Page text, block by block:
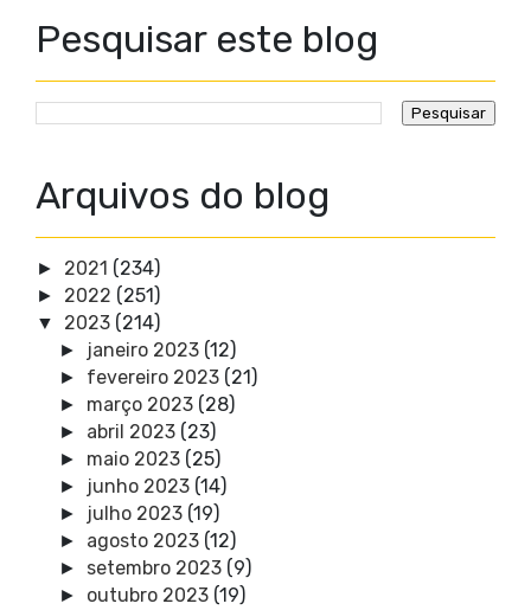
Pesquisar este blog
Arquivos do blog
► 2021 (234)
► 2022 (251)
▼ 2023 (214)
► janeiro 2023 (12)
► fevereiro 2023 (21)
► março 2023 (28)
► abril 2023 (23)
► maio 2023 (25)
► junho 2023 (14)
► julho 2023 (19)
► agosto 2023 (12)
► setembro 2023 (9)
► outubro 2023 (19)